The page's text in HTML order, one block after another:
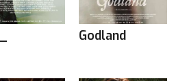
Godland